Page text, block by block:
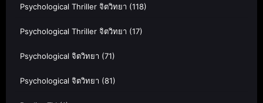
Psychological Thriller จิตวิทยา (118)
Psychological Thriller จิตวิทยา (17)
Psychological จิตวิทยา (71)
Psychological จิตวิทยา (81)